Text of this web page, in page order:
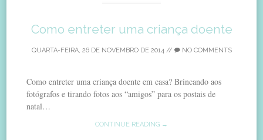
Como entreter uma criança doente
QUARTA-FEIRA, 26 DE NOVEMBRO DE 2014// NO COMMENTS
Como entreter uma criança doente em casa? Brincando aos
fotógrafos e tirando fotos aos “amigos” para os postais de
natal…
CONTINUE READING →